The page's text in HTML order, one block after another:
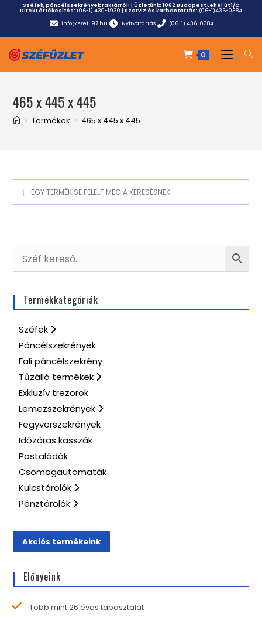
Széfek, páncélszekrények raktárról! | Üzletünk:1062 Budapest Lehel út 1/C
Direkt értékesítés: (06-1) 430-1930 | Szerviz és karbantartás: (06-1)436-0384
info@szef-97.hu
Nyitvatartás (06-1) 436-0384
0
465 x 445 x 445
> Termékek > 465 x 445 x 445
EGY TERMÉK SE FELELT MEG A KERESÉSNEK.
Termékkategóriák
Széfek
Páncélszekrények
Fali páncélszekrény
Tűzálló termékek
Exkluzív trezorok
Lemezszekrények
Fegyverszekrények
Időzáras kasszák
Postaládák
Csomagautomaták
Kulcstárolók
Pénztárolók
Akciós termékeink
Előnyeink
Több mint 26 éves tapasztalat